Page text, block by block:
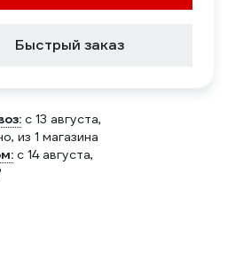
Быстрый заказ
c 13 августа,
, из 1 магазина
c 14 августа,